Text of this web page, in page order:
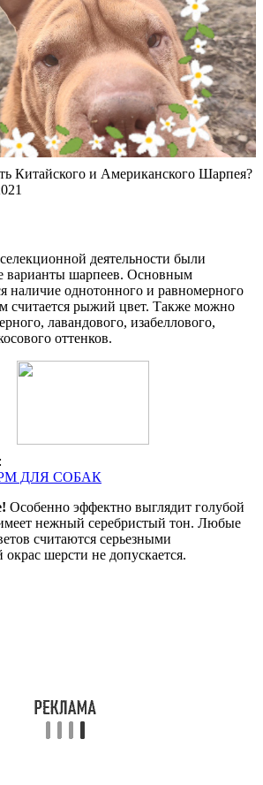
Китайского и Американского Шарпея?
деятельности были
варианты шарпеев. Основным
наличие однотонного и равномерного
считается рыжий цвет. Также можно
лавандового, изабеллового,
оттенков.
ДЛЯ СОБАК
Особенно эффектно выглядит голубой
нежный серебристый тон. Любые
считаются серьезными
шерсти не допускается.